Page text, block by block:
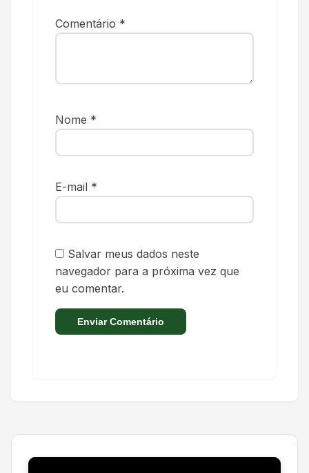
Comentário *
Nome *
E-mail *
Salvar meus dados neste
navegador para a próxima vez que
eu comentar.